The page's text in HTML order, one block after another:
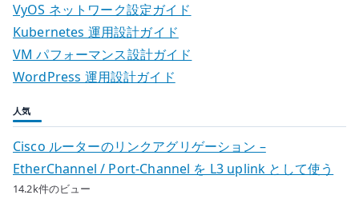
VyOS ネットワーク設定ガイド
Kubernetes 運用設計ガイド
VM パフォーマンス設計ガイド
WordPress 運用設計ガイド
人気
Cisco ルーターのリンクアグリゲーション –
EtherChannel / Port-Channel を L3 uplink として使う
14.2k件のビュー